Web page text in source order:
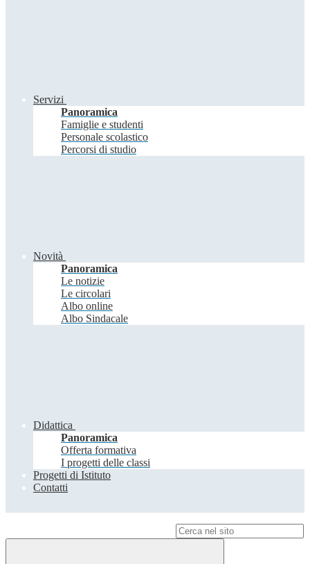
Servizi
Panoramica
Famiglie e studenti
Personale scolastico
Percorsi di studio
Novità
Panoramica
Le notizie
Le circolari
Albo online
Albo Sindacale
Didattica
Panoramica
Offerta formativa
I progetti delle classi
Progetti di Istituto
Contatti